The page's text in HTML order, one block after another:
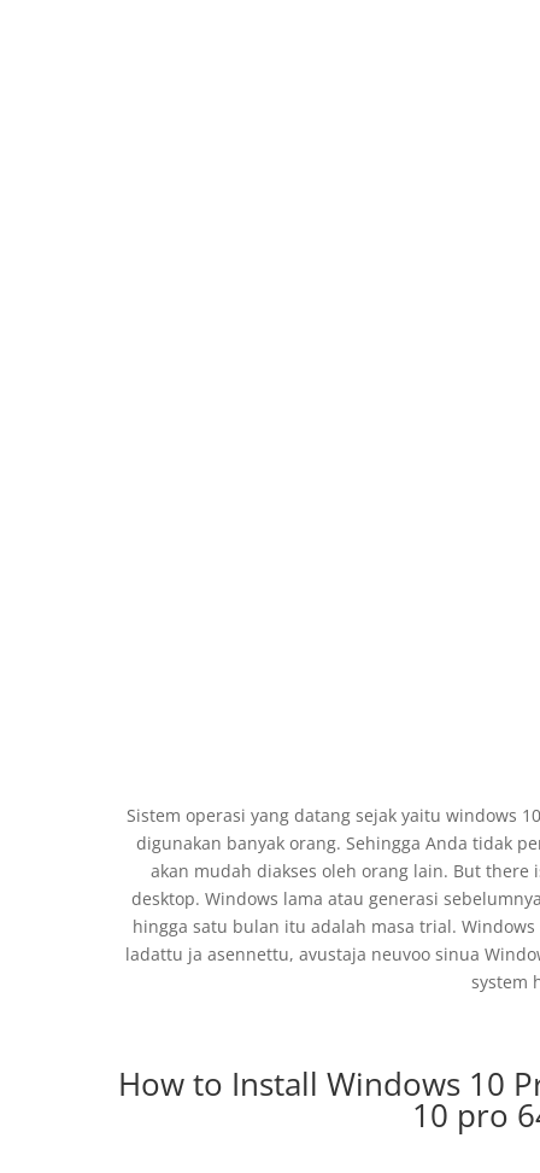
Sistem operasi yang datang sejak yaitu windows
digunakan banyak orang. Sehingga Anda tidak
akan mudah diakses oleh orang lain. But
desktop. Windows lama atau generasi
hingga satu bulan itu adalah masa trial.
ladattu ja asennettu, avustaja neuvoo sinua
system
How to Install Windows 10
10 pro